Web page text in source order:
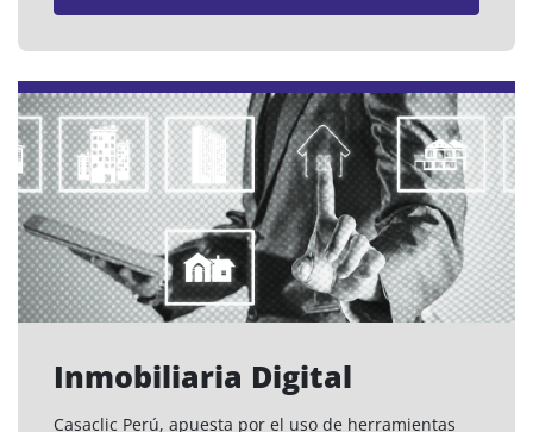
Inmobiliaria Digital
Casaclic Perú, apuesta por el uso de herramientas